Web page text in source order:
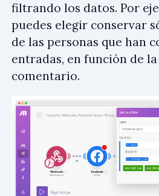
filtrando los datos. Por
puedes elegir conservar
de las personas que han
entradas, en función de
comentario.